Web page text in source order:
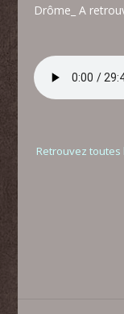
Drôme_ A
Retrouvez toutes